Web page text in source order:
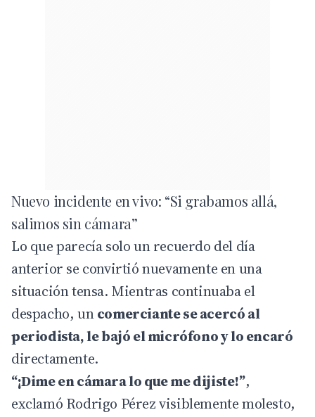
Nuevo incidente en vivo: “Si grabamos allá,
salimos sin cámara”
Lo que parecía solo un recuerdo del día
anterior se convirtió nuevamente en una
situación tensa. Mientras continuaba el
despacho, uncomerciante se acercó al
periodista, le bajó el micrófono y lo encaró
directamente.
“¡Dime en cámara lo que me dijiste!”,
exclamó Rodrigo Pérez visiblemente molesto,